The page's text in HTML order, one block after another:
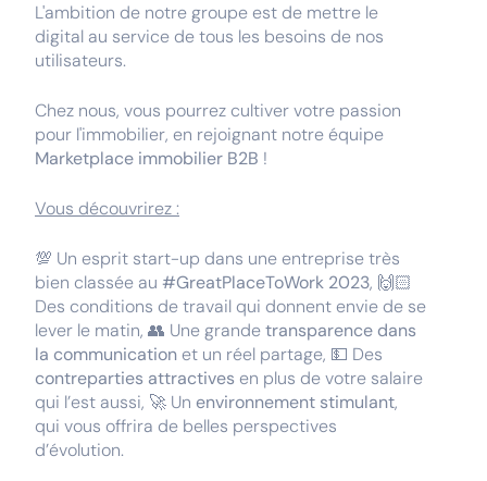
L'ambition de notre groupe est de mettre le
digital au service de tous les besoins de nos
utilisateurs.
Chez nous, vous pourrez cultiver votre passion
pour l'immobilier, en rejoignant notre équipe
Marketplace immobilier B2B !
Vous découvrirez :
💯 Un esprit start-up dans une entreprise très
bien classée au #GreatPlaceToWork 2023, 🙌🏻
Des conditions de travail qui donnent envie de se
lever le matin, 👥 Une grandetransparence dans
la communication et un réel partage, 💵 Des
contreparties attractives en plus de votre salaire
qui l’est aussi, 🚀 Un environnement stimulant,
qui vous offrira de belles perspectives
d’évolution.